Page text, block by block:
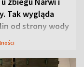
Tak wygląda
od strony wody